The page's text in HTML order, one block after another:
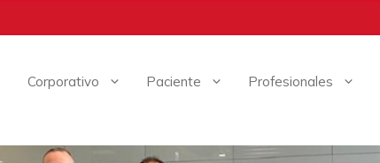
Corporativo Paciente Profesionales